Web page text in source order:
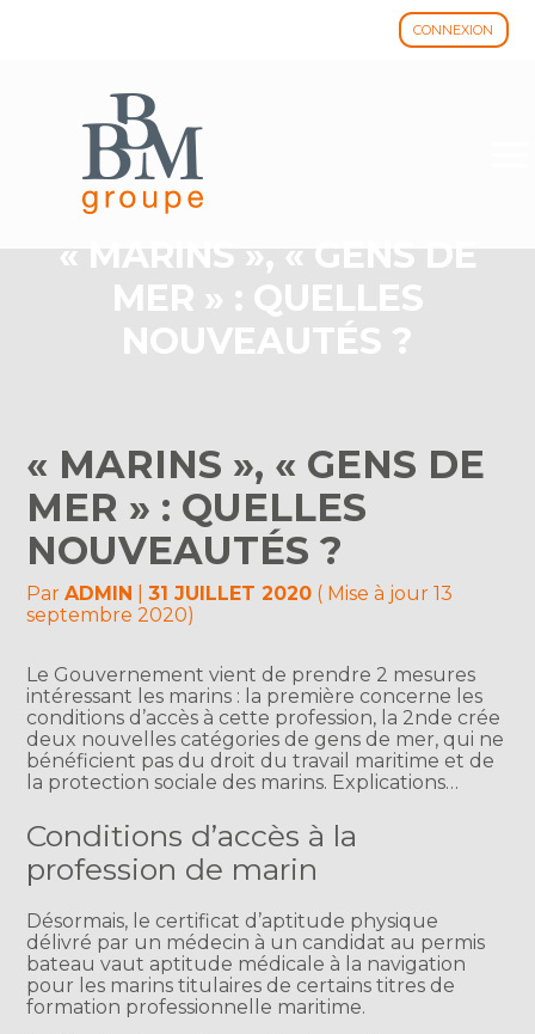
CONNEXION
« MARINS », « GENS DE
MER » : QUELLES
NOUVEAUTÉS ?
« MARINS », « GENS DE
MER » : QUELLES
NOUVEAUTÉS ?
ParADMIN |31 JUILLET 2020 ( Mise à jour 13
septembre 2020)
Le Gouvernement vient de prendre 2 mesures
intéressant les marins : la première concerne les
conditions d’accès à cette profession, la 2nde crée
deux nouvelles catégories de gens de mer, qui ne
bénéficient pas du droit du travail maritime et de
la protection sociale des marins. Explications…
Conditions d’accès à la
profession de marin
Désormais, le certificat d’aptitude physique
délivré par un médecin à un candidat au permis
bateau vaut aptitude médicale à la navigation
pour les marins titulaires de certains titres de
formation professionnelle maritime.